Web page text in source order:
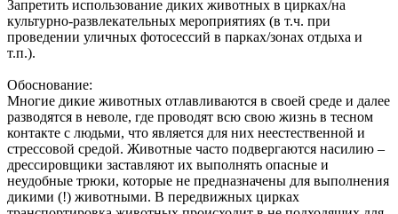
Запретить использование диких животных в цирках/на
культурно-развлекательных мероприятиях (в т.ч. при
проведении уличных фотосессий в парках/зонах отдыха и
т.п.).
Обоснование:
Многие дикие животных отлавливаются в своей среде и далее
разводятся в неволе, где проводят всю свою жизнь в тесном
контакте с людьми, что является для них неестественной и
стрессовой средой. Животные часто подвергаются насилию –
дрессировщики заставляют их выполнять опасные и
неудобные трюки, которые не предназначены для выполнения
дикими (!) животными. В передвижных цирках